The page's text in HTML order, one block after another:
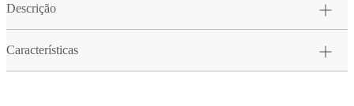
Descrição
Características